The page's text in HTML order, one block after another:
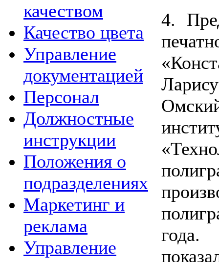
качеством
Качество цвета
Управление
документацией
Персонал
Должностные
инструкции
Положения о
подразделениях
Маркетинг и
реклама
Управление
4.